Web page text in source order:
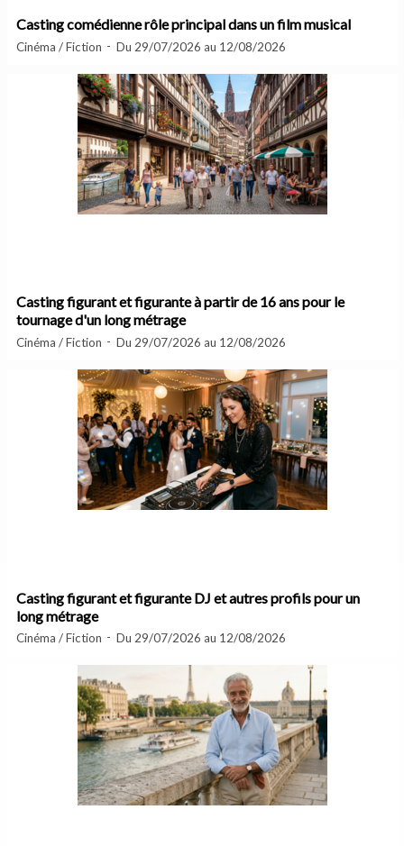
Casting comédienne rôle principal dans un film musical
Cinéma / Fiction Du 29/07/2026 au 12/08/2026
Casting figurant et figurante à partir de 16 ans pour le
tournage d'un long métrage
Cinéma / Fiction Du 29/07/2026 au 12/08/2026
Casting figurant et figurante DJ et autres profils pour un
long métrage
Cinéma / Fiction Du 29/07/2026 au 12/08/2026